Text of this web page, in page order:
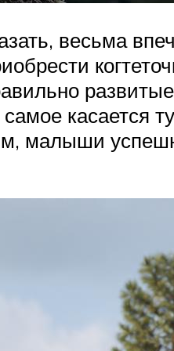
весьма
касается
малыши